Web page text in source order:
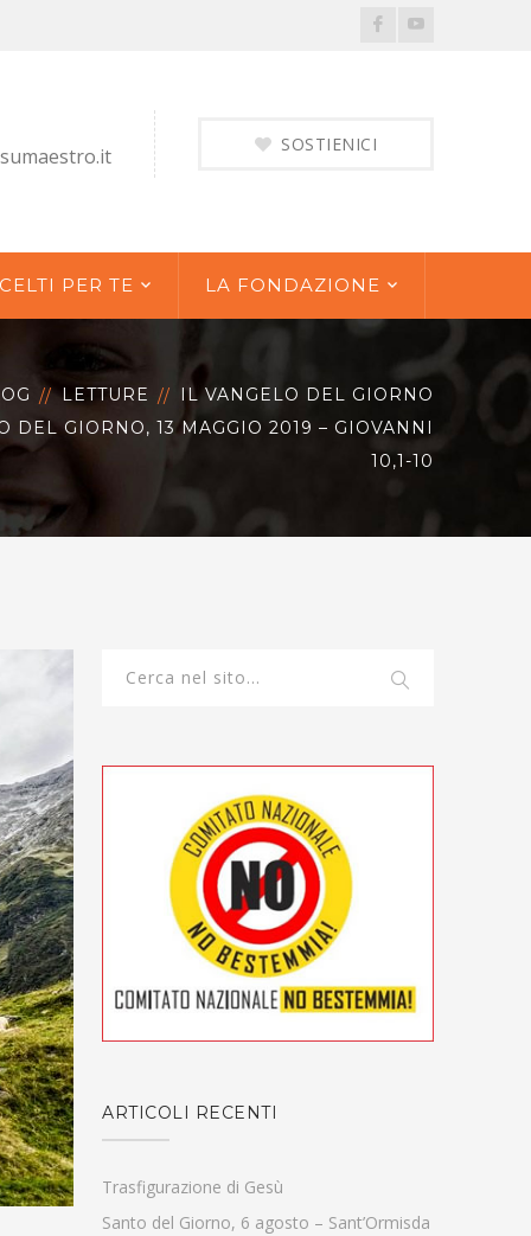
FacebookYoutube
SOSTIENICI
PER TE LA FONDAZIONE
LETTURE
IL VANGELO DEL GIORNO
DEL GIORNO, 13 MAGGIO 2019 – GIOVANNI
10,1-10
ARTICOLI RECENTI
Trasfigurazione di Gesù
Santo del Giorno, 6 agosto – Sant’Ormisda